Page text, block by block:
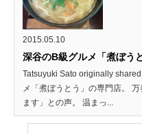
2015.05.10
深谷のB級グルメ「煮ぼう
Tatsuyuki Sato originally
メ「煮ぼうとう」の専門店。
ます」との声。 温まっ...